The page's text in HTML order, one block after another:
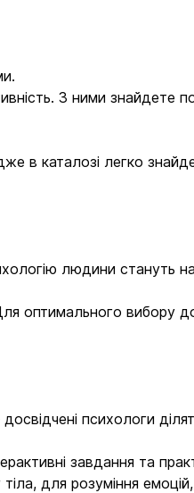
З ними знайдете
в каталозі легко
людини стануть
оптимального вибору
психологи
завдання та
для розуміння